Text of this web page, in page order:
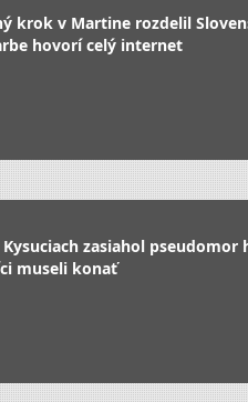
krok v Martine rozdelil
hovorí celý internet
Kysuciach zasiahol pseudomor
museli konať